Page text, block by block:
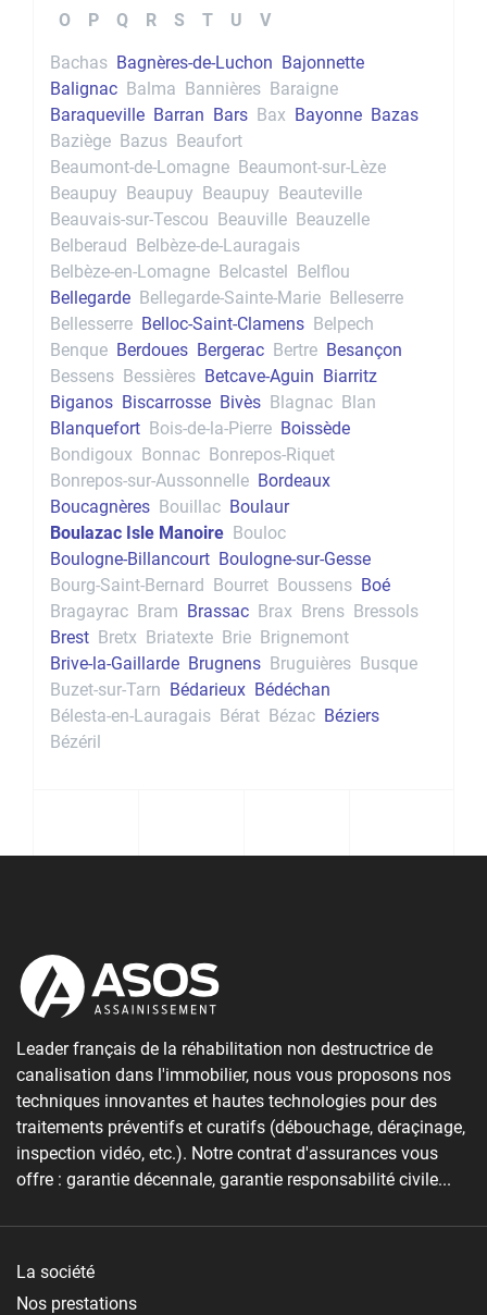
O
P Q R S T U V
Bachas Bagnères-de-Luchon Bajonnette
Balignac Balma Bannières Baraigne
Baraqueville Barran Bars Bax Bayonne Bazas
Baziège Bazus Beaufort
Beaumont-de-Lomagne Beaumont-sur-Lèze
Beaupuy Beaupuy Beaupuy Beauteville
Beauvais-sur-Tescou Beauville Beauzelle
Belberaud Belbèze-de-Lauragais
Belbèze-en-Lomagne Belcastel Belflou
Bellegarde Bellegarde-Sainte-Marie Belleserre
Bellesserre Belloc-Saint-Clamens Belpech
Benque Berdoues Bergerac Bertre Besançon
Bessens Bessières Betcave-Aguin Biarritz
Biganos Biscarrosse Bivès Blagnac Blan
Blanquefort Bois-de-la-Pierre Boissède
Bondigoux Bonnac Bonrepos-Riquet
Bonrepos-sur-Aussonnelle Bordeaux
Boucagnères Bouillac Boulaur
Boulazac Isle Manoire Bouloc
Boulogne-Billancourt Boulogne-sur-Gesse
Bourg-Saint-Bernard Bourret Boussens Boé
Bragayrac Bram Brassac Brax Brens Bressols
Brest Bretx Briatexte Brie Brignemont
Brive-la-Gaillarde Brugnens Bruguières Busque
Buzet-sur-Tarn Bédarieux Bédéchan
Bélesta-en-Lauragais Bérat Bézac Béziers
Bézéril
Leader français de la réhabilitation non destructrice de
canalisation dans l'immobilier, nous vous proposons nos
techniques innovantes et hautes technologies pour des
traitements préventifs et curatifs (débouchage, déraçinage,
inspection vidéo, etc.). Notre contrat d'assurances vous
offre : garantie décennale, garantie responsabilité civile...
La société
Nos prestations